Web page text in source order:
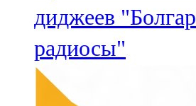
диджеев "Болгар
радиосы"